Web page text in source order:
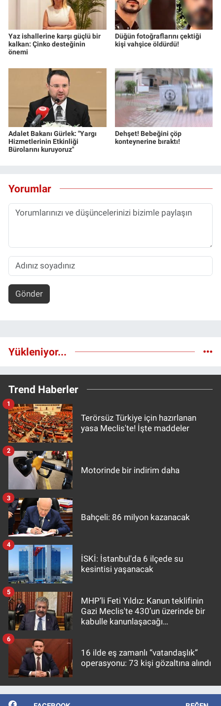
Yaz ishallerine karşı güçlü bir
kalkan: Çinko desteğinin
önemi
Düğün fotoğraflarını çektiği
kişi vahşice öldürdü!
Adalet Bakanı Gürlek: "Yargı
Hizmetlerinin Etkinliği
Bürolarını kuruyoruz"
Dehşet! Bebeğini çöp
konteynerine bıraktı!
Yorumlar
Gönder
Yükleniyor...
Trend Haberler
Terörsüz Türkiye için hazırlanan
yasa Meclis'te! İşte maddeler
1
Motorinde bir indirim daha
2
Bahçeli: 86 milyon kazanacak
3
İSKİ: İstanbul'da 6 ilçede su
kesintisi yaşanacak
4
MHP’li Feti Yıldız: Kanun teklifinin
Gazi Meclis'te 430’un üzerinde bir
kabulle kanunlaşacağı
5
16 ilde eş zamanlı “vatandaşlık”
operasyonu: 73 kişi gözaltına alındı
6